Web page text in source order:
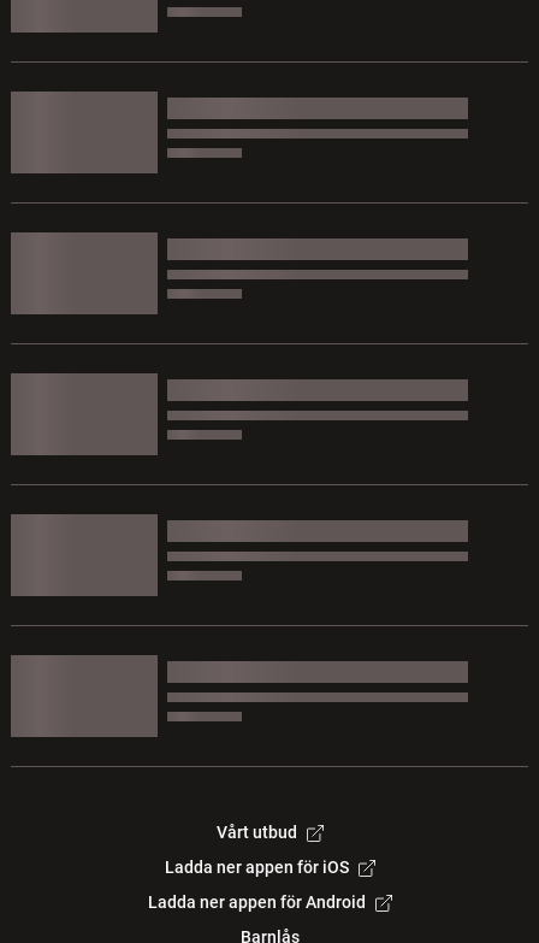
Vårt utbud
Ladda ner appen för iOS
Ladda ner appen för Android
Barnlås